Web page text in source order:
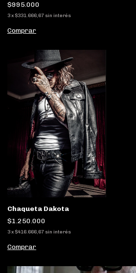
$995.000
3x $331.666,67 sin interés
Comprar
Chaqueta Dakota
$1.250.000
3x $416.666,67 sin interés
Comprar